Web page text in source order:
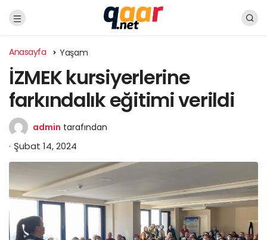
Anasayfa Yaşam
İZMEK kursiyerlerine
farkındalık eğitimi verildi
admin tarafından
Şubat 14, 2024